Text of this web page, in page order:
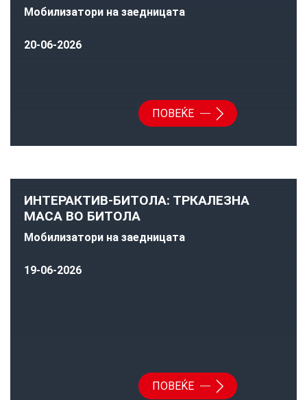
Мобилизатори на заедницата
20-06-2026
ПОВЕЌЕ
ИНТЕРАКТИВ-БИТОЛА: ТРКАЛЕЗНА
МАСА ВО БИТОЛА
Мобилизатори на заедницата
19-06-2026
ПОВЕЌЕ